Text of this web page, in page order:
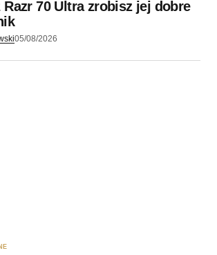
Razr 70 Ultra zrobisz jej dobre
05/08/2026